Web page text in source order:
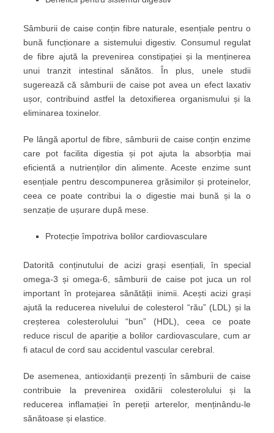
Sâmburii de caise conțin fibre naturale, esențiale pentru o
bună funcționare a sistemului digestiv. Consumul regulat
de fibre ajută la prevenirea constipației și la menținerea
unui tranzit intestinal sănătos. În plus, unele studii
sugerează că sâmburii de caise pot avea un efect laxativ
ușor, contribuind astfel la detoxifierea organismului și la
eliminarea toxinelor.
Pe lângă aportul de fibre, sâmburii de caise conțin enzime
care pot facilita digestia și pot ajuta la absorbția mai
eficientă a nutrienților din alimente. Aceste enzime sunt
esențiale pentru descompunerea grăsimilor și proteinelor,
ceea ce poate contribui la o digestie mai bună și la o
senzație de ușurare după mese.
Protecție împotriva bolilor cardiovasculare
Datorită conținutului de acizi grași esențiali, în special
omega-3 și omega-6, sâmburii de caise pot juca un rol
important în protejarea sănătății inimii. Acești acizi grași
ajută la reducerea nivelului de colesterol “rău” (LDL) și la
creșterea colesterolului “bun” (HDL), ceea ce poate
reduce riscul de apariție a bolilor cardiovasculare, cum ar
fi atacul de cord sau accidentul vascular cerebral.
De asemenea, antioxidanții prezenți în sâmburii de caise
contribuie la prevenirea oxidării colesterolului și la
reducerea inflamației în pereții arterelor, menținându-le
sănătoase și elastice.